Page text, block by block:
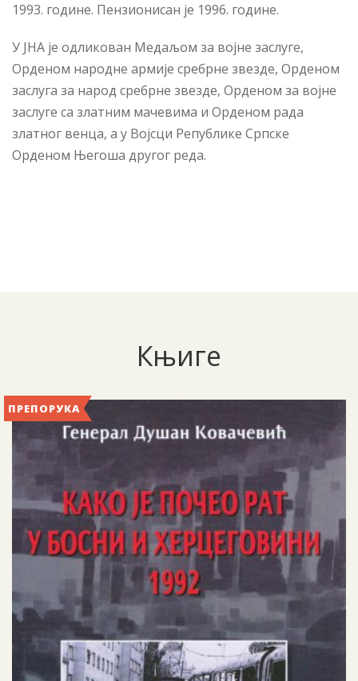
1993. године. Пензионисан је 1996. године.
У ЈНА је одликован Медаљом за војне заслуге,
Орденом народне армије сребрне звезде, Орденом
заслуга за народ сребрне звезде, Орденом за војне
заслуге са златним мачевима и Орденом рада
златног венца, а у Војсци Републике Српске
Орденом Његоша другог реда.
Књиге
ПРЕПОРУКА